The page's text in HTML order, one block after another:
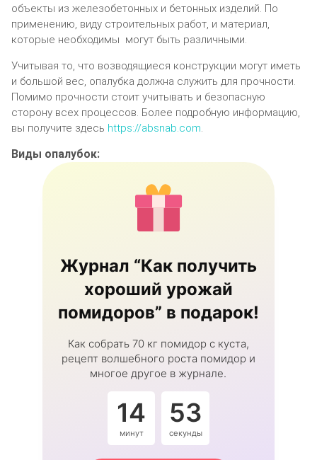
объекты из железобетонных и бетонных изделий. По
применению, виду строительных работ, и материал,
которые необходимы могут быть различными.
Учитывая то, что возводящиеся конструкции могут иметь
и большой вес, опалубка должна служить для прочности.
Помимо прочности стоит учитывать и безопасную
сторону всех процессов. Более подробную информацию,
вы получите здесь https://absnab.com
Виды опалубок:
Журнал “Как получить
хороший урожай
помидоров” в подарок!
Как собрать 70 кг помидор с куста,
рецепт волшебного роста помидор и
многое другое в журнале.
14
минут
53
секунды